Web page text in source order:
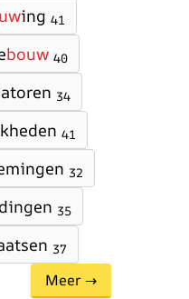
ing 41
bouw 40
34
41
32
35
37
Meer →